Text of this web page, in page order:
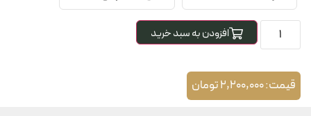
افزودن به سبد خرید
قیمت:2,200,000تومان